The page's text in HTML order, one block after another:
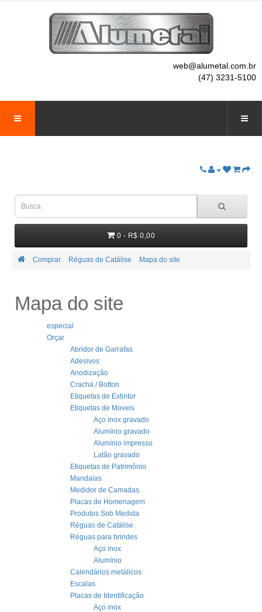
web@alumetal.com.br
(47) 3231-5100
0 - R$ 0,00
Comprar Réguas de Catálise Mapa do site
Mapa do site
especial
Orçar
Abridor de Garrafas
Adesivos
Anodização
Crachá / Botton
Etiquetas de Extintor
Etiquetas de Moveis
Aço inox gravado
Alumínio gravado
Alumínio impresso
Latão gravado
Etiquetas de Patrimônio
Mandalas
Medidor de Camadas
Placas de Homenagem
Produtos Sob Medida
Réguas de Catálise
Réguas para brindes
Aço inox
Alumínio
Calendários metálicos
Escalas
Placas de Identificação
Aço inox